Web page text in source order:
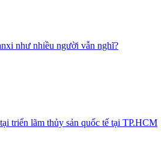
như nhiều người vẫn nghĩ?
triển lãm thủy sản quốc tế tại TP.HCM